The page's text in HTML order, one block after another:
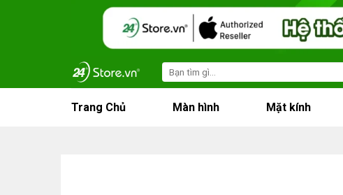
Search
for:
Trang Chủ Màn hình Mặt kính